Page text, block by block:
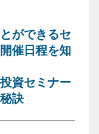
ができるセ
催日程を知
資セミナー
訣